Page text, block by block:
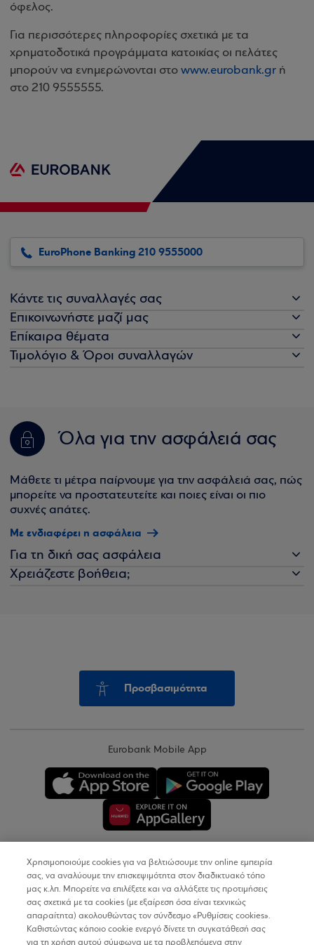
όφελος.
Για περισσότερες πληροφορίες σχετικά με τα
χρηματοδοτικά προγράμματα κατοικίας οι πελάτες
μπορούν να ενημερώνονται στο www.eurobank.gr ή
στο 210 9555555.
EuroPhone Banking 210 9555000
Κάντε τις συναλλαγές σας
Επικοινωνήστε μαζί μας
Επίκαιρα θέματα
Τιμολόγιο & Όροι συναλλαγών
Όλα για την ασφάλειά σας
Μάθετε τι μέτρα παίρνουμε για την ασφάλειά σας, πώς
μπορείτε να προστατευτείτε και ποιες είναι οι πιο
συχνές απάτες.
Με ενδιαφέρει η ασφάλεια
Για τη δική σας ασφάλεια
Χρειάζεστε βοήθεια;
Προσβασιμότητα
Eurobank Mobile App
Copyright © 2026
Όροι Χρήσης
Προσωπικά Δεδομένα στον Διαδικτυακό Τόπο
Χρησιμοποιούμε cookies για να βελτιώσουμε την online εμπειρία
σας, να αναλύουμε την επισκεψιμότητα στον διαδικτυακό τόπο
μας κ.λπ. Μπορείτε να επιλέξετε και να αλλάξετε τις προτιμήσεις
σας σχετικά με τα cookies (με εξαίρεση όσα είναι τεχνικώς
απαραίτητα) ακολουθώντας τον σύνδεσμο «Ρυθμίσεις cookies».
Καθιστώντας κάποιο cookie ενεργό δίνετε τη συγκατάθεσή σας
για τη χρήση αυτού σύμφωνα με τα προβλεπόμενα στην